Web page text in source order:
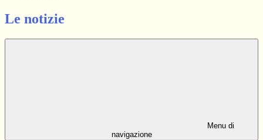
Le notizie
Menu di
navigazione